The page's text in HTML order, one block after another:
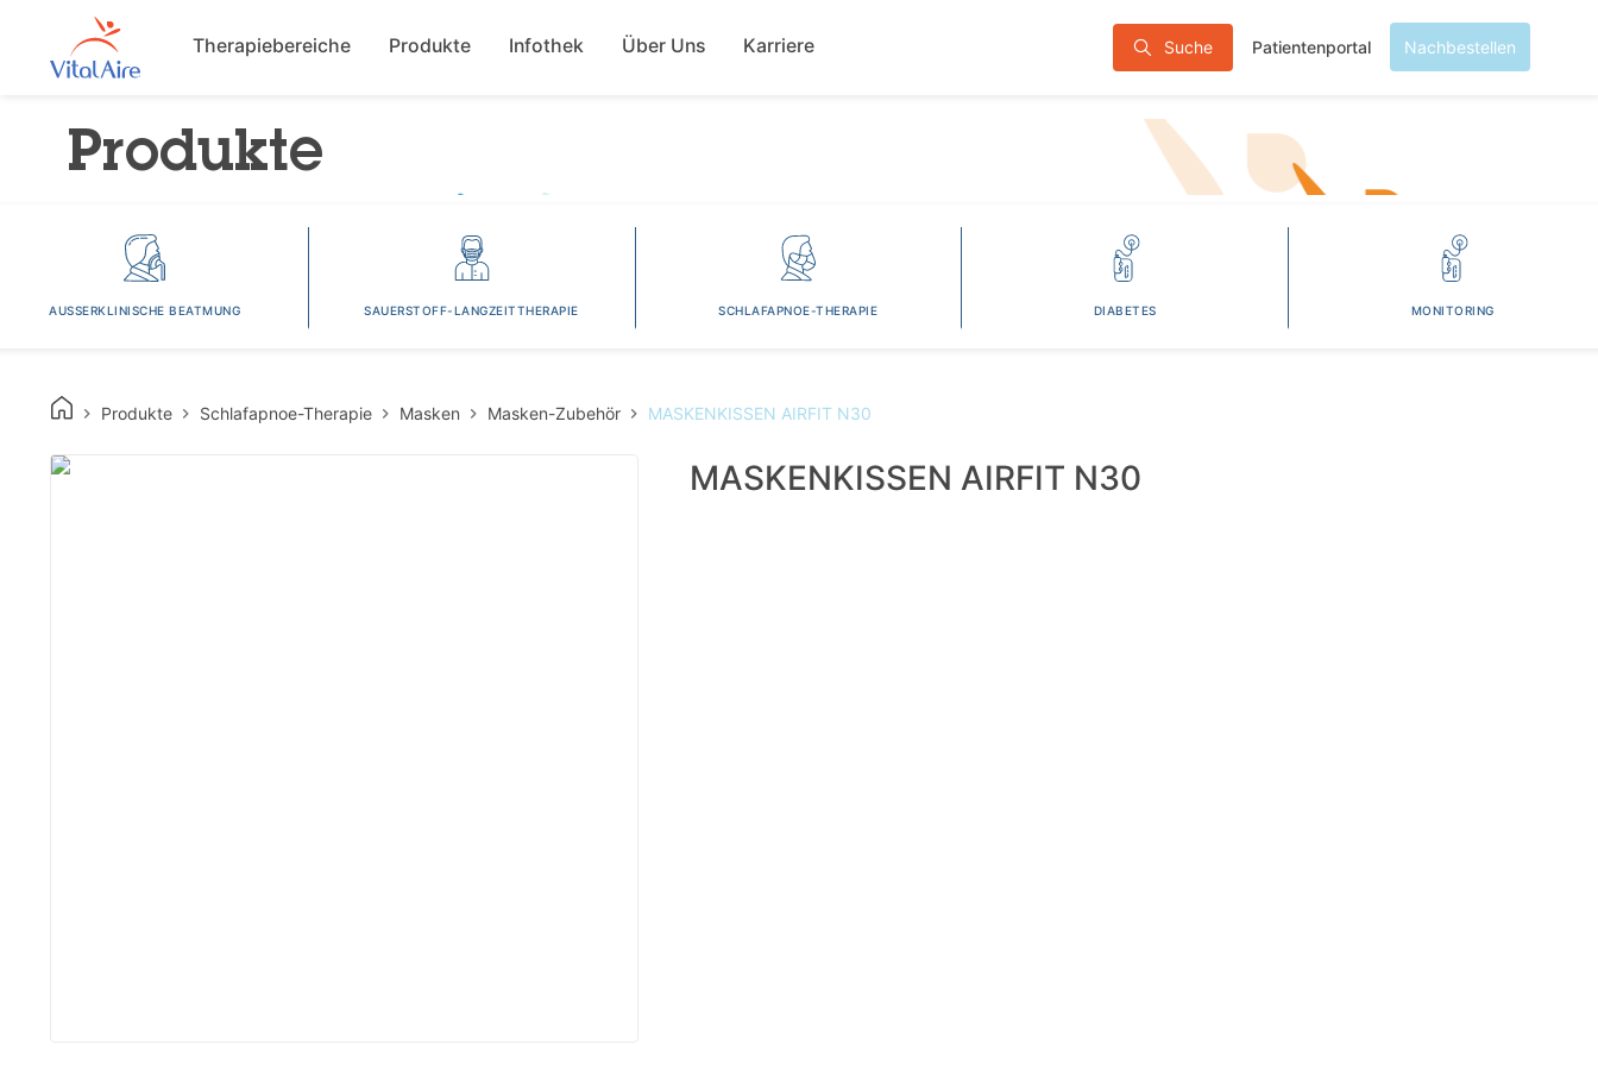
zum
Suche Patientenportal Nachbestellen
Main navigation
Therapiebereiche Produkte Infothek Über Uns Karriere
Produkte
AUSSERKLINISCHE BEATMUNG SAUERSTOFF-LANGZEITTHERAPIE SCHLAFAPNOE-THERAPIE DIABETES MONITORING
Produkte Schlafapnoe-Therapie Masken Masken-Zubehör MASKENKISSEN AIRFIT N30
MASKENKISSEN AIRFIT N30